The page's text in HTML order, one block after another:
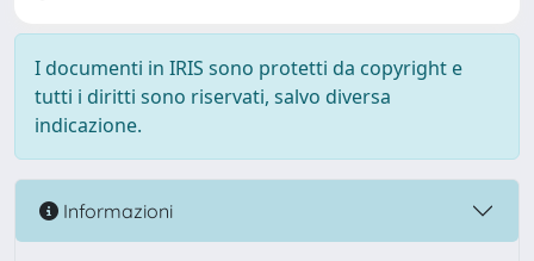
I documenti in IRIS sono protetti da copyright e
tutti i diritti sono riservati, salvo diversa
indicazione.
Informazioni